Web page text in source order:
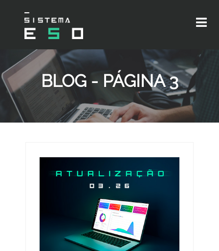
BLOG - PÁGINA 3